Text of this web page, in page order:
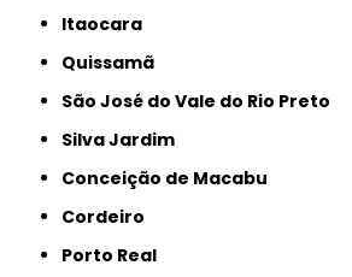
Itaocara
Quissamã
São José do Vale do Rio Preto
Silva Jardim
Conceição de Macabu
Cordeiro
Porto Real